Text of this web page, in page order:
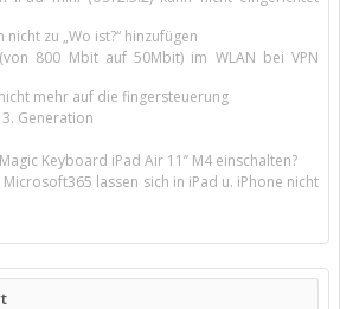
zu „Wo ist?“ hinzufügen
800 Mbit auf 50Mbit) im WLAN bei VPN
mehr auf die fingersteuerung
Generation
Keyboard iPad Air 11’’ M4 einschalten?
lassen sich in iPad u. iPhone nicht